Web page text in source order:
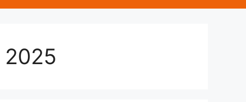
2025